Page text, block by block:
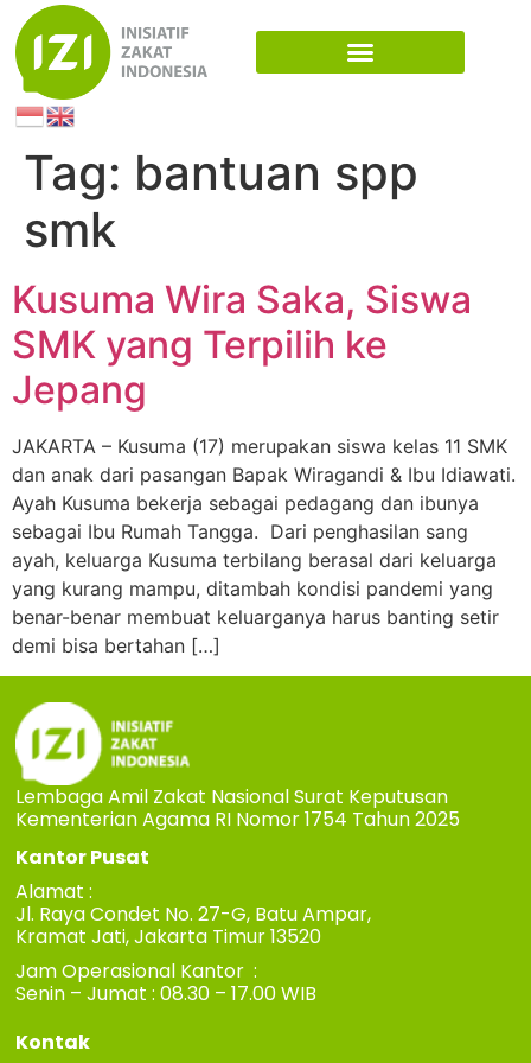
Tag: bantuan spp
smk
Kusuma Wira Saka, Siswa
SMK yang Terpilih ke
Jepang
JAKARTA – Kusuma (17) merupakan siswa kelas 11 SMK
dan anak dari pasangan Bapak Wiragandi & Ibu Idiawati.
Ayah Kusuma bekerja sebagai pedagang dan ibunya
sebagai Ibu Rumah Tangga. Dari penghasilan sang
ayah, keluarga Kusuma terbilang berasal dari keluarga
yang kurang mampu, ditambah kondisi pandemi yang
benar-benar membuat keluarganya harus banting setir
demi bisa bertahan […]
Lembaga Amil Zakat Nasional Surat Keputusan
Kementerian Agama RI Nomor 1754 Tahun 2025
Kantor Pusat
Alamat :
Jl. Raya Condet No. 27-G, Batu Ampar,
Kramat Jati, Jakarta Timur 13520
Jam Operasional Kantor :
Senin – Jumat : 08.30 – 17.00 WIB
Kontak